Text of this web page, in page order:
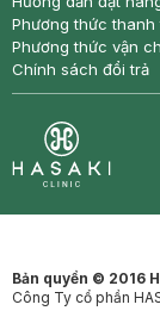
Phương thức thanh
Phương thức vận
Chính sách đổi trả
Bản quyền © 2016
Công Ty cổ phần